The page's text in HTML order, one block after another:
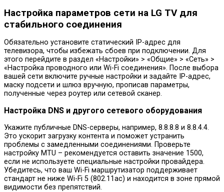
Настройка параметров сети на LG TV для
стабильного соединения
Обязательно установите статический IP-адрес для
телевизора, чтобы избежать сбоев при подключении. Для
этого перейдите в раздел «Настройки» > «Общие» > «Сеть» >
«Настройка проводного или Wi-Fi соединения». После выбора
вашей сети включите ручные настройки и задайте IP-адрес,
маску подсети и шлюз вручную, прописав параметры,
полученные через роутер или сетевой сканер.
Настройка DNS и другого сетевого оборудования
Укажите публичные DNS-серверы, например, 8.8.8.8 и 8.8.4.4.
Это ускорит загрузку контента и поможет устранить
проблемы с замедленными соединениями. Проверьте
настройку MTU – рекомендуется оставить значение 1500,
если не используете специальные настройки провайдера.
Убедитесь, что ваш Wi-Fi маршрутизатор поддерживает
стандарт не ниже Wi-Fi 5 (802.11ac) и находится в зоне прямой
видимости без препятствий.